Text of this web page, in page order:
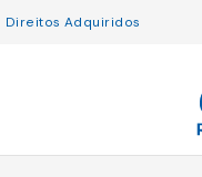
Direitos Adquiridos